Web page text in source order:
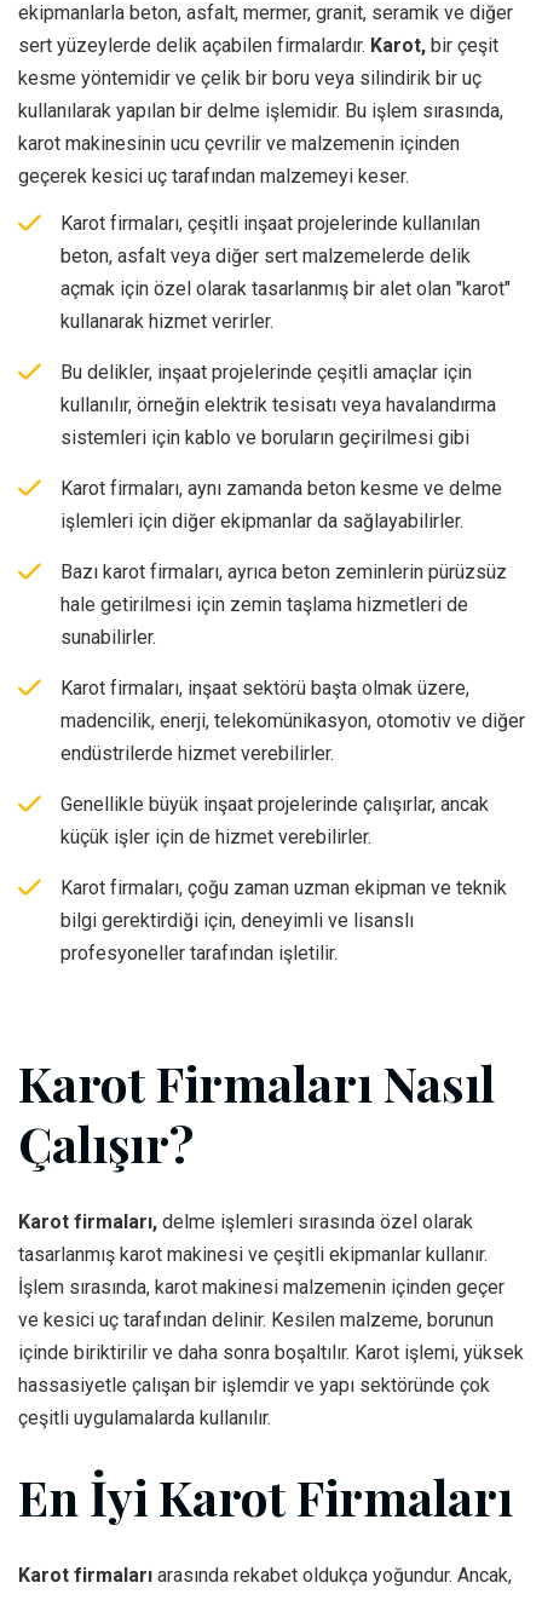
ekipmanlarla beton, asfalt, mermer, granit, seramik ve diğer
sert yüzeylerde delik açabilen firmalardır. Karot, bir çeşit
kesme yöntemidir ve çelik bir boru veya silindirik bir uç
kullanılarak yapılan bir delme işlemidir. Bu işlem sırasında,
karot makinesinin ucu çevrilir ve malzemenin içinden
geçerek kesici uç tarafından malzemeyi keser.
Karot firmaları, çeşitli inşaat projelerinde kullanılan
beton, asfalt veya diğer sert malzemelerde delik
açmak için özel olarak tasarlanmış bir alet olan "karot"
kullanarak hizmet verirler.
Bu delikler, inşaat projelerinde çeşitli amaçlar için
kullanılır, örneğin elektrik tesisatı veya havalandırma
sistemleri için kablo ve boruların geçirilmesi gibi
Karot firmaları, aynı zamanda beton kesme ve delme
işlemleri için diğer ekipmanlar da sağlayabilirler.
Bazı karot firmaları, ayrıca beton zeminlerin pürüzsüz
hale getirilmesi için zemin taşlama hizmetleri de
sunabilirler.
Karot firmaları, inşaat sektörü başta olmak üzere,
madencilik, enerji, telekomünikasyon, otomotiv ve diğer
endüstrilerde hizmet verebilirler.
Genellikle büyük inşaat projelerinde çalışırlar, ancak
küçük işler için de hizmet verebilirler.
Karot firmaları, çoğu zaman uzman ekipman ve teknik
bilgi gerektirdiği için, deneyimli ve lisanslı
profesyoneller tarafından işletilir.
Karot Firmaları Nasıl
Çalışır?
Karot firmaları, delme işlemleri sırasında özel olarak
tasarlanmış karot makinesi ve çeşitli ekipmanlar kullanır.
İşlem sırasında, karot makinesi malzemenin içinden geçer
ve kesici uç tarafından delinir. Kesilen malzeme, borunun
içinde biriktirilir ve daha sonra boşaltılır. Karot işlemi, yüksek
hassasiyetle çalışan bir işlemdir ve yapı sektöründe çok
çeşitli uygulamalarda kullanılır.
En İyi Karot Firmaları
Karot firmaları arasında rekabet oldukça yoğundur. Ancak,